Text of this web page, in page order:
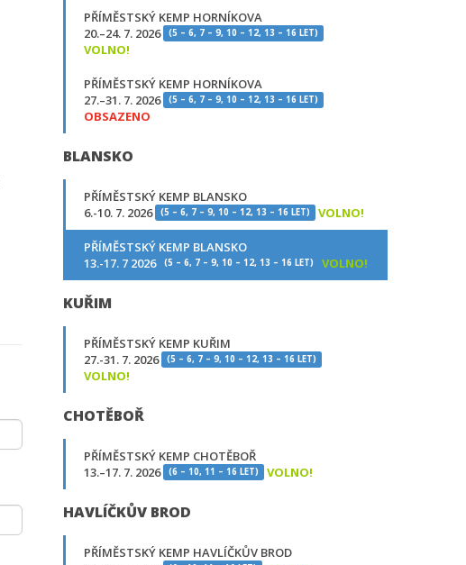
PŘÍMĚSTSKÝ KEMP HORNÍKOVA
20.–24. 7. 2026
(5 – 6, 7 – 9, 10 – 12, 13 – 16 LET)
VOLNO!
PŘÍMĚSTSKÝ KEMP HORNÍKOVA
27.–31. 7. 2026
(5 – 6, 7 – 9, 10 – 12, 13 – 16 LET)
OBSAZENO
BLANSKO
PŘÍMĚSTSKÝ KEMP BLANSKO
6.-10. 7. 2026
(5 – 6, 7 – 9, 10 – 12, 13 – 16 LET) VOLNO!
PŘÍMĚSTSKÝ KEMP BLANSKO
13.-17. 7 2026
(5 – 6, 7 – 9, 10 – 12, 13 – 16 LET) VOLNO!
KUŘIM
PŘÍMĚSTSKÝ KEMP KUŘIM
27.-31. 7. 2026
(5 – 6, 7 – 9, 10 – 12, 13 – 16 LET)
VOLNO!
CHOTĚBOŘ
PŘÍMĚSTSKÝ KEMP CHOTĚBOŘ
13.–17. 7. 2026
(6 – 10, 11 – 16 LET) VOLNO!
HAVLÍČKŮV BROD
PŘÍMĚSTSKÝ KEMP HAVLÍČKŮV BROD